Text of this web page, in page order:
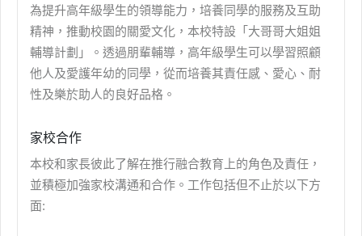
為提升高年級學生的領導能力，培養同學的服務及互助
精神，推動校園的關愛文化，本校特設「大哥哥大姐姐
輔導計劃」。透過朋輩輔導，高年級學生可以學習照顧
他人及愛護年幼的同學，從而培養其責任感、愛心、耐
性及樂於助人的良好品格。
家校合作
本校和家長彼此了解在推行融合教育上的角色及責任，
並積極加強家校溝通和合作。工作包括但不止於以下方
面: